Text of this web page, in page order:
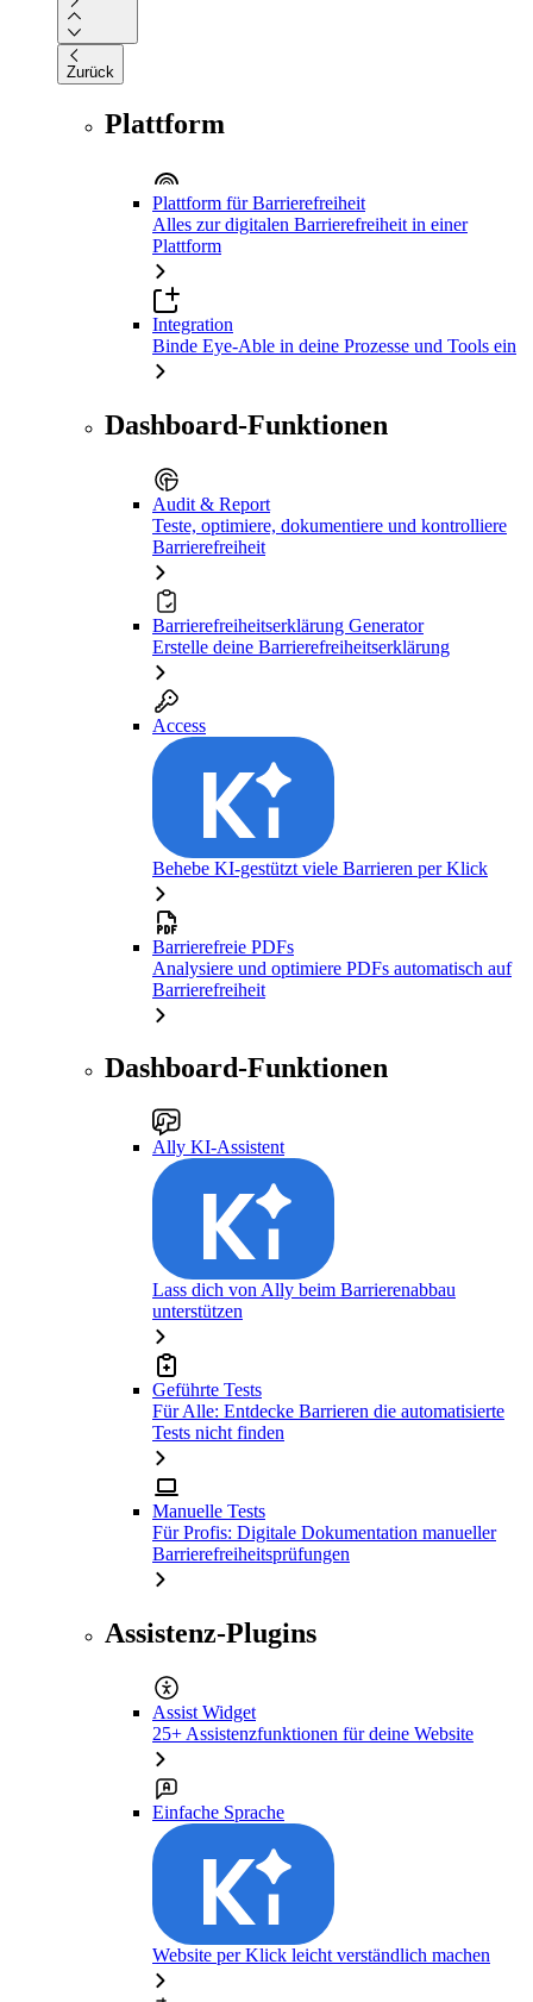
Zurück
Plattform
Plattform für Barrierefreiheit
Alles zur digitalen Barrierefreiheit in einer
Plattform
Integration
Binde Eye-Able in deine Prozesse und Tools ein
Dashboard-Funktionen
Audit & Report
Teste, optimiere, dokumentiere und kontrolliere
Barrierefreiheit
Barrierefreiheitserklärung Generator
Erstelle deine Barrierefreiheitserklärung
Access
Behebe KI-gestützt viele Barrieren per Klick
Barrierefreie PDFs
Analysiere und optimiere PDFs automatisch auf
Barrierefreiheit
Dashboard-Funktionen
Ally KI-Assistent
Lass dich von Ally beim Barrierenabbau
unterstützen
Geführte Tests
Für Alle: Entdecke Barrieren die automatisierte
Tests nicht finden
Manuelle Tests
Für Profis: Digitale Dokumentation manueller
Barrierefreiheitsprüfungen
Assistenz-Plugins
Assist Widget
25+ Assistenzfunktionen für deine Website
Einfache Sprache
Website per Klick leicht verständlich machen